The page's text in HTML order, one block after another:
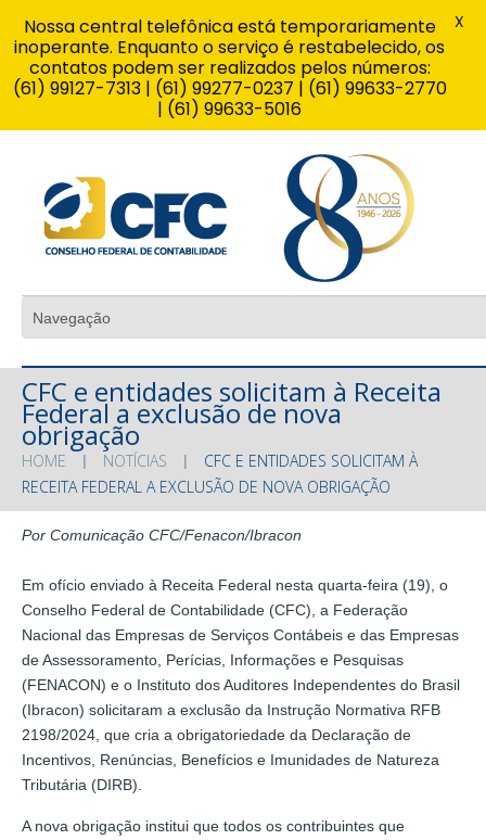
CFC e entidades solicitam à Receita
Federal a exclusão de nova
obrigação
HOME NOTÍCIAS
CFC E ENTIDADES SOLICITAM À
RECEITA FEDERAL A EXCLUSÃO DE NOVA OBRIGAÇÃO
Por Comunicação CFC/Fenacon/Ibracon
Em ofício enviado à Receita Federal nesta quarta-feira (19), o
Conselho Federal de Contabilidade (CFC), a Federação
Nacional das Empresas de Serviços Contábeis e das Empresas
de Assessoramento, Perícias, Informações e Pesquisas
(FENACON) e o Instituto dos Auditores Independentes do Brasil
(Ibracon) solicitaram a exclusão da Instrução Normativa RFB
2198/2024, que cria a obrigatoriedade da Declaração de
Incentivos, Renúncias, Benefícios e Imunidades de Natureza
Tributária (DIRB).
A nova obrigação institui que todos os contribuintes que
Nossa central telefônica está temporariamente
inoperante. Enquanto o serviço é restabelecido, os
contatos podem ser realizados pelos números:
(61) 99127-7313 | (61) 99277-0237 | (61) 99633-2770
| (61) 99633-5016
X